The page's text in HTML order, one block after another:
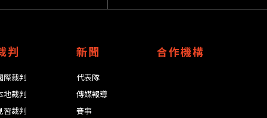
判
際裁判
地裁判
習裁判
新聞
代表隊
傳媒報導
賽事
合作機構